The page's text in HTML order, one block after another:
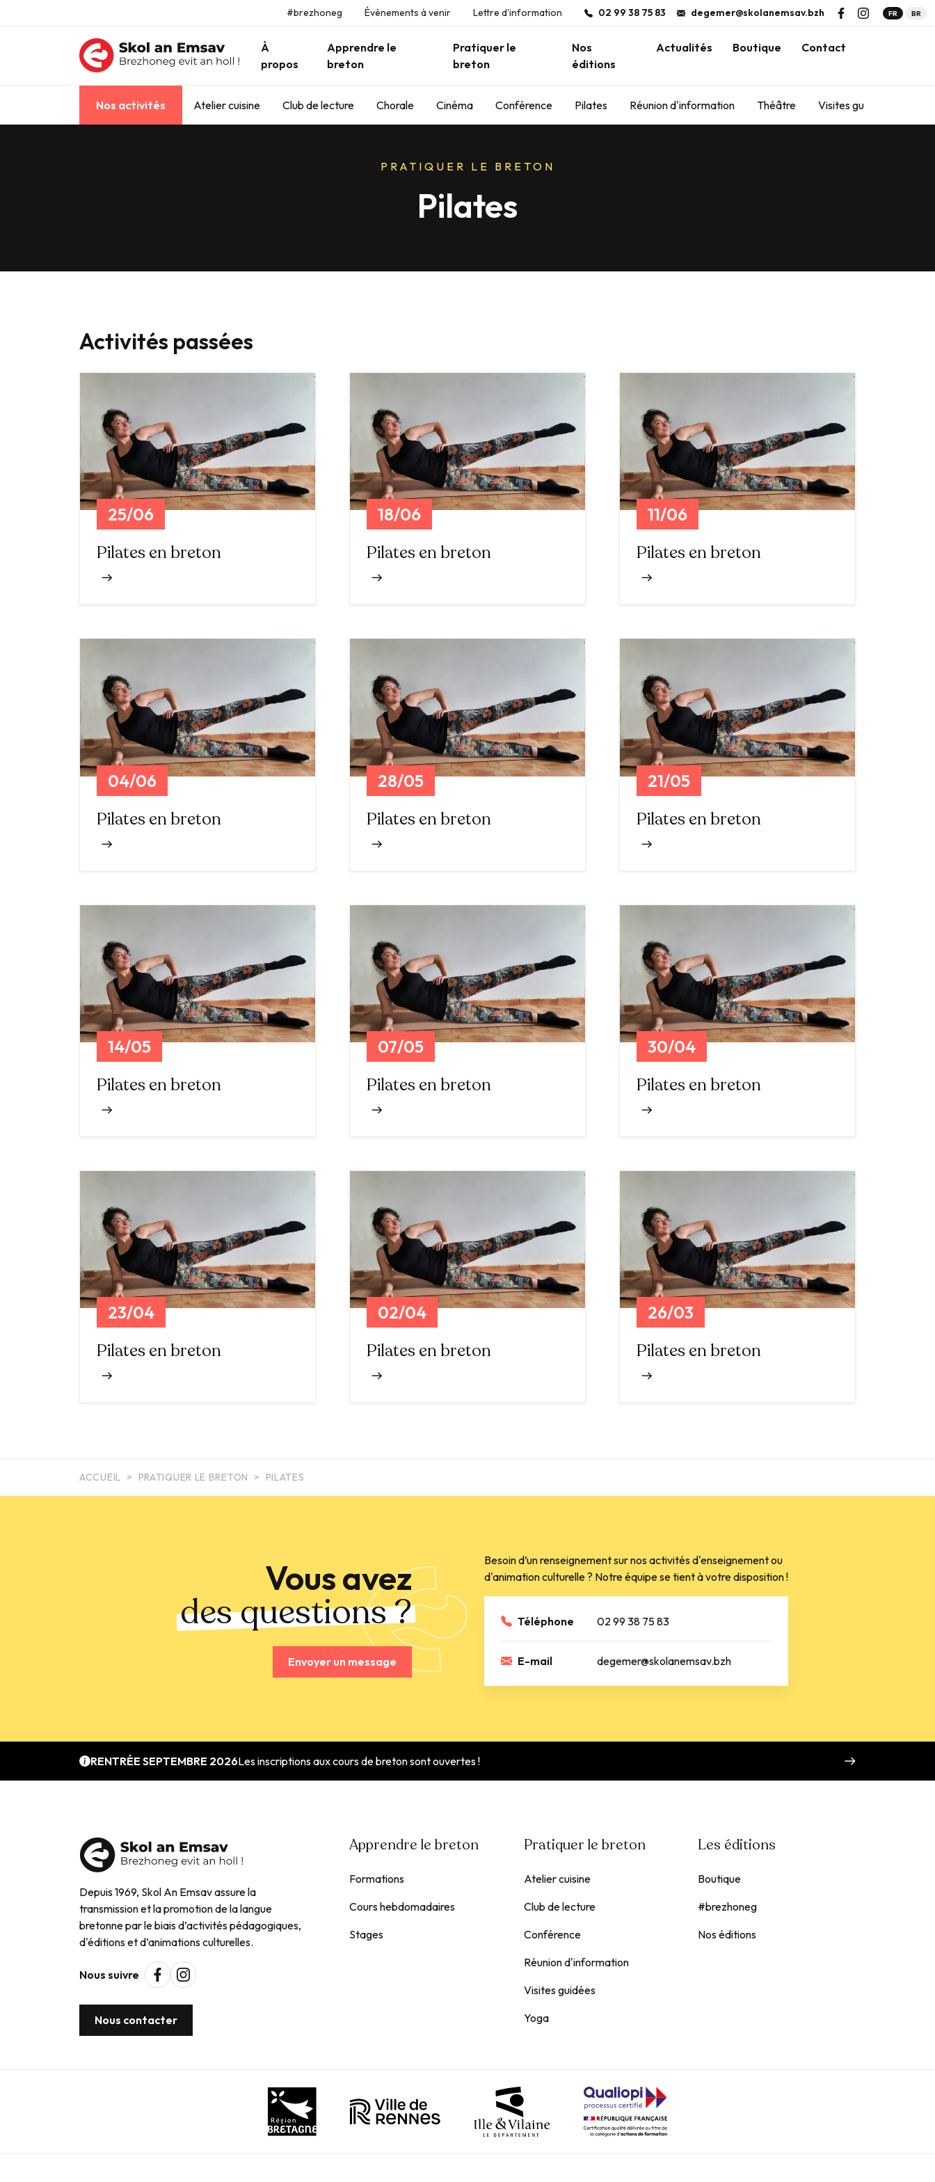
#brezhoneg Évènements à venir Lettre d'information 02 99 38 75 83 degemer@skolanemsav.bzh FR BR
À
propos
Apprendre le
breton
Pratiquer le
breton
Nos
éditions
Actualités Boutique Contact
Nos activités Atelier cuisine Club de lecture Chorale Cinéma Conférence Pilates Réunion d'information Théâtre Visites guidées
PRATIQUER LE BRETON
Pilates
Activités passées
25/06
Pilates en breton
18/06
Pilates en breton
11/06
Pilates en breton
04/06
Pilates en breton
28/05
Pilates en breton
21/05
Pilates en breton
14/05
Pilates en breton
07/05
Pilates en breton
30/04
Pilates en breton
23/04
Pilates en breton
02/04
Pilates en breton
26/03
Pilates en breton
ACCUEIL PRATIQUER LE BRETON PILATES
Vous avez
des questions ?
Envoyer un message
Besoin d’un renseignement sur nos activités d'enseignement ou
d'animation culturelle ? Notre équipe se tient à votre disposition !
Téléphone 02 99 38 75 83
E-mail degemer@skolanemsav.bzh
RENTRÉE SEPTEMBRE 2026Les inscriptions aux cours de breton sont ouvertes !
Depuis 1969, Skol An Emsav assure la
transmission et la promotion de la langue
bretonne par le biais d’activités pédagogiques,
d'éditions et d’animations culturelles.
Nous suivre
Nous contacter
Apprendre le breton
Formations
Cours hebdomadaires
Stages
Pratiquer le breton
Atelier cuisine
Club de lecture
Conférence
Réunion d'information
Visites guidées
Yoga
Les éditions
Boutique
#brezhoneg
Nos éditions